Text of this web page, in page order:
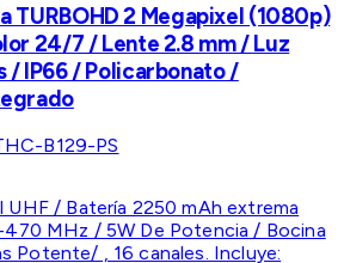
TURBOHD 2 Megapixel (1080p)
24/7 / Lente 2.8 mm / Luz
/ IP66 / Policarbonato /
B129-PS